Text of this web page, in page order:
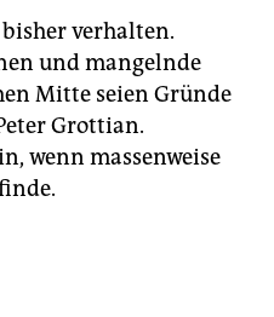
verhalten.
und mangelnde
Mitte seien Gründe
Grottian.
wenn massenweise